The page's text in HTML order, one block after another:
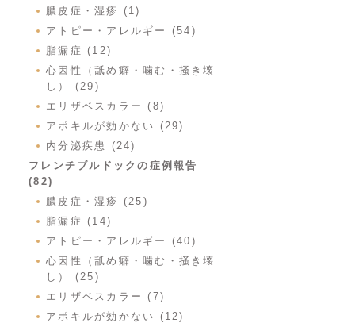
膿皮症・湿疹 (1)
アトピー・アレルギー (54)
脂漏症 (12)
心因性（舐め癖・噛む・掻き壊
し） (29)
エリザベスカラー (8)
アポキルが効かない (29)
内分泌疾患 (24)
フレンチブルドックの症例報告
(82)
膿皮症・湿疹 (25)
脂漏症 (14)
アトピー・アレルギー (40)
心因性（舐め癖・噛む・掻き壊
し） (25)
エリザベスカラー (7)
アポキルが効かない (12)